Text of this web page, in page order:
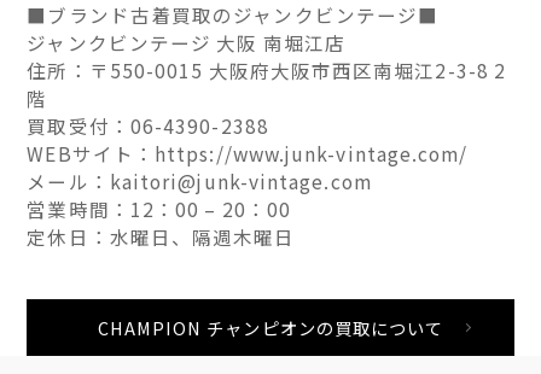
■ブランド古着買取のジャンクビンテージ■
ジャンクビンテージ 大阪 南堀江店
住所：〒550-0015 大阪府大阪市西区南堀江2-3-8 2
階
買取受付：06-4390-2388
WEBサイト：https://www.junk-vintage.com/
メール：kaitori@junk-vintage.com
営業時間：12：00 – 20：00
定休日：水曜日、隔週木曜日
CHAMPION チャンピオンの買取について